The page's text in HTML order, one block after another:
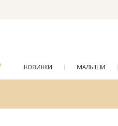
НОВИНКИ МАЛЫШИ